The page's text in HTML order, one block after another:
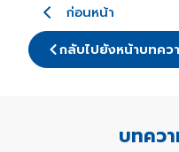
ก่อนหน้า
กลับไปยังหน้าบทคว
บทคว